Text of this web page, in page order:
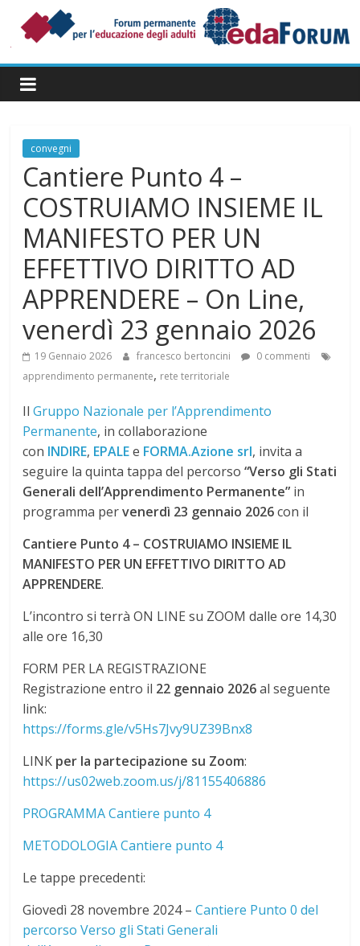
contenuto
Permanente
per
Adulticonvegni
Cantiere Punto 4 –
COSTRUIAMO INSIEME IL
MANIFESTO PER UN
EFFETTIVO DIRITTO AD
APPRENDERE – On Line,
venerdì 23 gennaio 2026
19 Gennaio 2026 francesco bertoncini
0 commenti
apprendimento permanente, rete territoriale
IlGruppo Nazionale per l’Apprendimento
Permanente, in collaborazione
con INDIRE, EPALEe FORMA.Azione srl, invita a
seguire la quinta tappa del percorso“Verso gli Stati
Generali dell’Apprendimento Permanente” in
programma pervenerdì 23 gennaio 2026con il
Cantiere Punto 4 – COSTRUIAMO INSIEME IL
MANIFESTO PER UN EFFETTIVO DIRITTO AD
APPRENDERE.
L’incontro si terrà ON LINE su ZOOM dalle ore 14,30
alle ore 16,30
FORM PER LA REGISTRAZIONE
Registrazione entro il 22 gennaio 2026al seguente
link:
https://forms.gle/v5Hs7Jvy9UZ39Bnx8
LINK per la partecipazione su Zoom:
https://us02web.zoom.us/j/81155406886
PROGRAMMA Cantiere punto 4
METODOLOGIA Cantiere punto 4
Le tappe precedenti:
Giovedì 28 novembre 2024 –Cantiere Punto 0 del
percorso Verso gli Stati Generali